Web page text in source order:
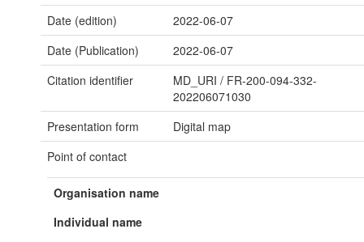
Date (edition)
2022-06-07
Date (Publication)
2022-06-07
Citation identifier
MD_URI / FR-200-094-332-
202206071030
Presentation form
Digital map
Point of contact
Organisation name
Individual name